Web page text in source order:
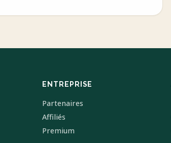
ENTREPRISE
Partenaires
Affiliés
Premium